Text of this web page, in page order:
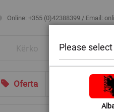
Online: +355 (0)42388399 / Email:
Oferta Bli sipas
Please